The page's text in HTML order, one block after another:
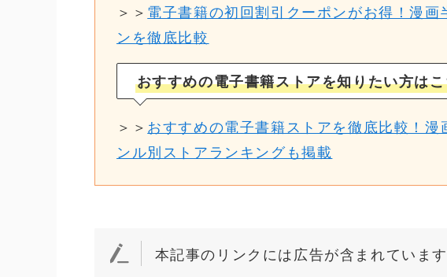
＞＞ 電子書籍の初回割引クーポンがお得！漫
ンを徹底比較
おすすめの電子書籍ストアを知りたい方は
＞＞ おすすめの電子書籍ストアを徹底比較！
ンル別ストアランキングも掲載
本記事のリンクには広告が含まれています